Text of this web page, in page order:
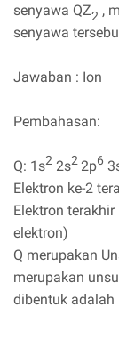
senyawa QZ2 ,
senyawa
Jawaban : Ion
Pembahasan:
Q: 1s2 2s22p6
Elektron ke-2
Elektron
elektron)
Q merupakan
merupakan
dibentuk